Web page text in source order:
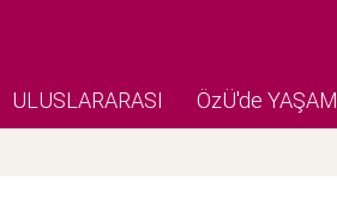
ULUSLARARASI ÖzÜ'de YAŞAM